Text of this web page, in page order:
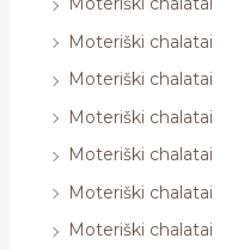
Moteriški chalatai
Moteriški chalatai
Moteriški chalatai
Moteriški chalatai
Moteriški chalatai
Moteriški chalatai